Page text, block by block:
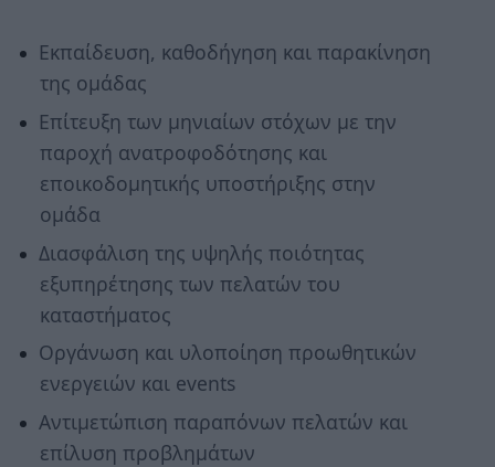
Εκπαίδευση, καθοδήγηση και παρακίνηση
της ομάδας
Επίτευξη των μηνιαίων στόχων με την
παροχή ανατροφοδότησης και
εποικοδομητικής υποστήριξης στην
ομάδα
Διασφάλιση της υψηλής ποιότητας
εξυπηρέτησης των πελατών του
καταστήματος
Οργάνωση και υλοποίηση προωθητικών
ενεργειών και events
Αντιμετώπιση παραπόνων πελατών και
επίλυση προβλημάτων